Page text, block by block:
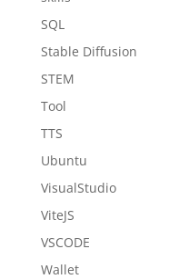
SQL
Stable Diffusion
STEM
Tool
TTS
Ubuntu
VisualStudio
ViteJS
VSCODE
Wallet